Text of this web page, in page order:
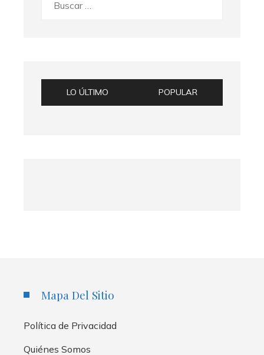
LO ÚLTIMO POPULAR
Mapa Del Sitio
Política de Privacidad
Quiénes Somos